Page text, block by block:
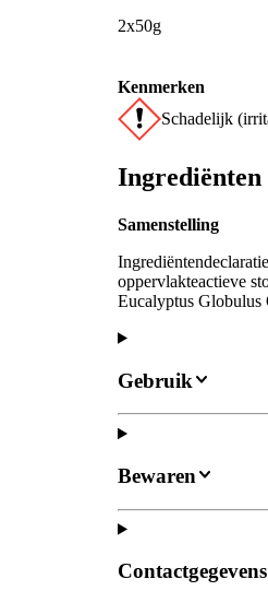
2x50g
Kenmerken
Schadelijk
Ingrediënten
Samenstelling
oppervlakteactieve
Eucalyptus Globulus
Gebruik
Bewaren
Contactgegevens